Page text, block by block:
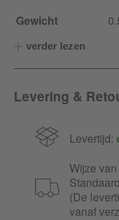
Gewicht
verder lezen
Levering &
Levertijd:
Wijze
Standaard
(De
vanaf